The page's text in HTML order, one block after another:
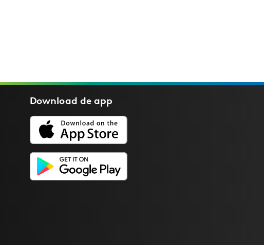
Download deapp